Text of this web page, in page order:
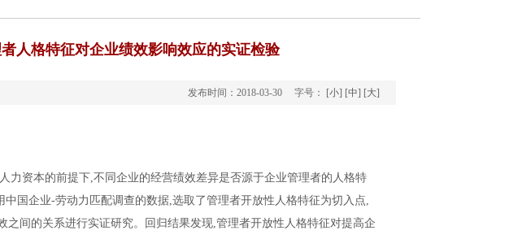
者人格特征对企业绩效影响效应的实证检验
发布时间：2018-03-30 字号： [小] [中] [大]
资本的前提下,不同企业的经营绩效差异是否源于企业管理者的人格特
国企业-劳动力匹配调查的数据,选取了管理者开放性人格特征为切入点,
之间的关系进行实证研究。回归结果发现,管理者开放性人格特征对提高企